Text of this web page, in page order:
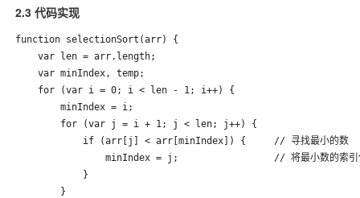
2.3 代码实现
function selectionSort(arr) {
    var len = arr.length;
    var minIndex, temp;
    for (var i = 0; i < len - 1; i++) {
        minIndex = i;
        for (var j = i + 1; j < len; j++) {
            if (arr[j] < arr[minIndex]) {     // 寻找最小的数
minIndex = j;                 // 将最小数的索引
            }
        }